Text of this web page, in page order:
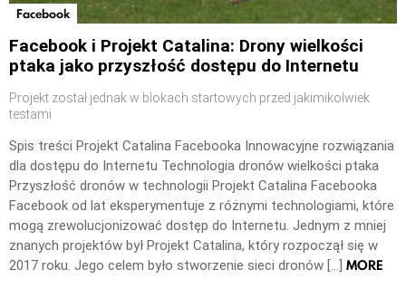
Facebook
Facebook i Projekt Catalina: Drony wielkości
ptaka jako przyszłość dostępu do Internetu
Projekt został jednak w blokach startowych przed jakimikolwiek
testami
Spis treści Projekt Catalina Facebooka Innowacyjne rozwiązania
dla dostępu do Internetu Technologia dronów wielkości ptaka
Przyszłość dronów w technologii Projekt Catalina Facebooka
Facebook od lat eksperymentuje z różnymi technologiami, które
mogą zrewolucjonizować dostęp do Internetu. Jednym z mniej
znanych projektów był Projekt Catalina, który rozpoczął się w
2017 roku. Jego celem było stworzenie sieci dronów […] MORE